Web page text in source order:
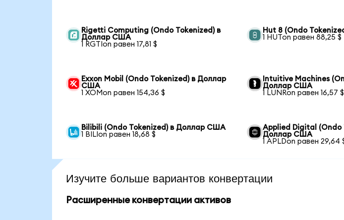
Rigetti Computing (Ondo Tokenized) в
Доллар США
1 RGTIon равен 17,81 $
Hut 8 (Ondo
1 HUTon равен 88,25 $
Exxon Mobil (Ondo Tokenized) в Доллар
США
1 XOMon равен 154,36 $
Intuitive Machines
Доллар США
1 LUNRon равен 16,57 $
Bilibili (Ondo Tokenized) в Доллар США
1 BILIon равен 18,68 $
Applied Digital (Ondo
Доллар США
1 APLDon равен 29,64
Изучите больше вариантов конвертации
Расширенные конвертации активов